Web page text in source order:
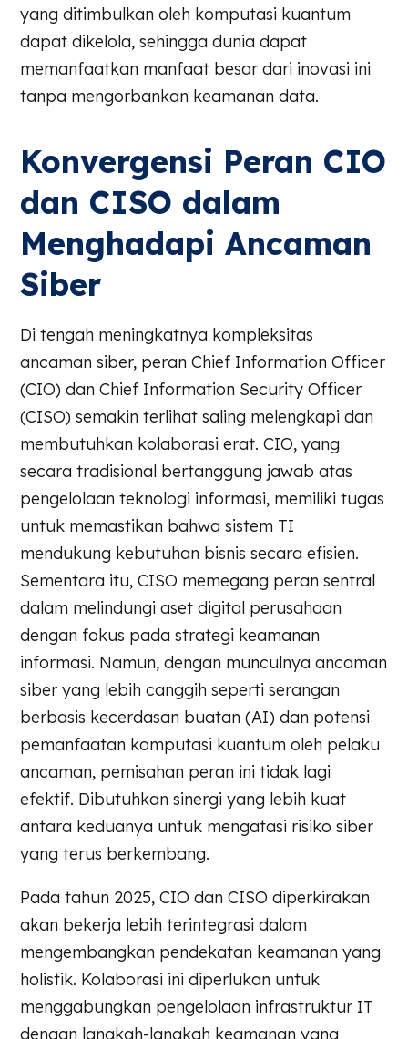
yang ditimbulkan oleh komputasi kuantum
dapat dikelola, sehingga dunia dapat
memanfaatkan manfaat besar dari inovasi ini
tanpa mengorbankan keamanan data.
Konvergensi Peran CIO
dan CISO dalam
Menghadapi Ancaman
Siber
Di tengah meningkatnya kompleksitas
ancaman siber, peran Chief Information Officer
(CIO) dan Chief Information Security Officer
(CISO) semakin terlihat saling melengkapi dan
membutuhkan kolaborasi erat. CIO, yang
secara tradisional bertanggung jawab atas
pengelolaan teknologi informasi, memiliki tugas
untuk memastikan bahwa sistem TI
mendukung kebutuhan bisnis secara efisien.
Sementara itu, CISO memegang peran sentral
dalam melindungi aset digital perusahaan
dengan fokus pada strategi keamanan
informasi. Namun, dengan munculnya ancaman
siber yang lebih canggih seperti serangan
berbasis kecerdasan buatan (AI) dan potensi
pemanfaatan komputasi kuantum oleh pelaku
ancaman, pemisahan peran ini tidak lagi
efektif. Dibutuhkan sinergi yang lebih kuat
antara keduanya untuk mengatasi risiko siber
yang terus berkembang.
Pada tahun 2025, CIO dan CISO diperkirakan
akan bekerja lebih terintegrasi dalam
mengembangkan pendekatan keamanan yang
holistik. Kolaborasi ini diperlukan untuk
menggabungkan pengelolaan infrastruktur IT
dengan langkah-langkah keamanan yang